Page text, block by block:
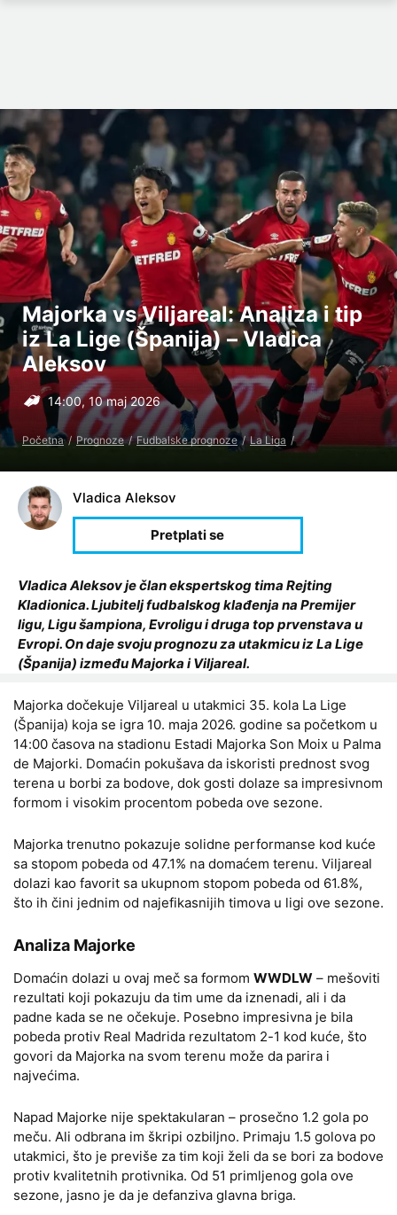
Majorka vs Viljareal: Analiza i tip
iz La Lige (Španija) – Vladica
Aleksov
14:00, 10 maj 2026
Početna Prognoze Fudbalske prognoze La Liga
Vladica Aleksov
Vladica Aleksov je član ekspertskog tima Rejting
Kladionica. Ljubitelj fudbalskog klađenja na Premijer
ligu, Ligu šampiona, Evroligu i druga top prvenstava u
Evropi. On daje svoju prognozu za utakmicu iz La Lige
(Španija) između Majorka i Viljareal.
Majorka dočekuje Viljareal u utakmici 35. kola La Lige
(Španija) koja se igra 10. maja 2026. godine sa početkom u
14:00 časova na stadionu Estadi Majorka Son Moix u Palma
de Majorki. Domaćin pokušava da iskoristi prednost svog
terena u borbi za bodove, dok gosti dolaze sa impresivnom
formom i visokim procentom pobeda ove sezone.
Majorka trenutno pokazuje solidne performanse kod kuće
sa stopom pobeda od 47.1% na domaćem terenu. Viljareal
dolazi kao favorit sa ukupnom stopom pobeda od 61.8%,
što ih čini jednim od najefikasnijih timova u ligi ove sezone.
Analiza Majorke
Domaćin dolazi u ovaj meč sa formom WWDLW – mešoviti
rezultati koji pokazuju da tim ume da iznenadi, ali i da
padne kada se ne očekuje. Posebno impresivna je bila
pobeda protiv Real Madrida rezultatom 2-1 kod kuće, što
govori da Majorka na svom terenu može da parira i
najvećima.
Napad Majorke nije spektakularan – prosečno 1.2 gola po
meču. Ali odbrana im škripi ozbiljno. Primaju 1.5 golova po
utakmici, što je previše za tim koji želi da se bori za bodove
protiv kvalitetnih protivnika. Od 51 primljenog gola ove
sezone, jasno je da je defanziva glavna briga.